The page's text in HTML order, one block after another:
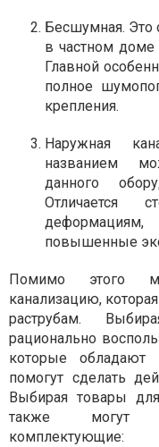
Бесшумная. Это
в частном
Главной
полное
крепления.
Наружная
названием
данного
Отличается
повышенные
Помимо этого
канализацию,
раструбам.
рационально
которые
помогут сделать
Выбирая товары
также могут
комплектующие: